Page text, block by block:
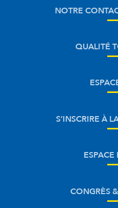
NOTRE
QUALITÉ
S’INSCRIRE À
ESPACE
CONGRÈS